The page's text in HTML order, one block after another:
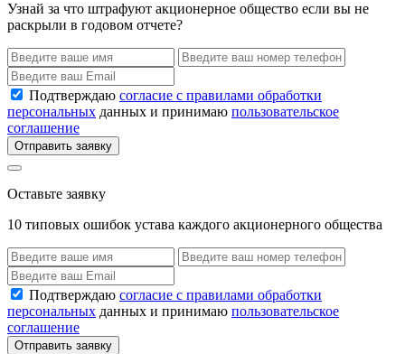
Узнай за что штрафуют акционерное общество если вы не
раскрыли в годовом отчете?
Подтверждаю согласие с правилами обработки
персональных данных и принимаю пользовательское
соглашение
Отправить заявку
Оставьте заявку
10 типовых ошибок устава каждого акционерного общества
Подтверждаю согласие с правилами обработки
персональных данных и принимаю пользовательское
соглашение
Отправить заявку